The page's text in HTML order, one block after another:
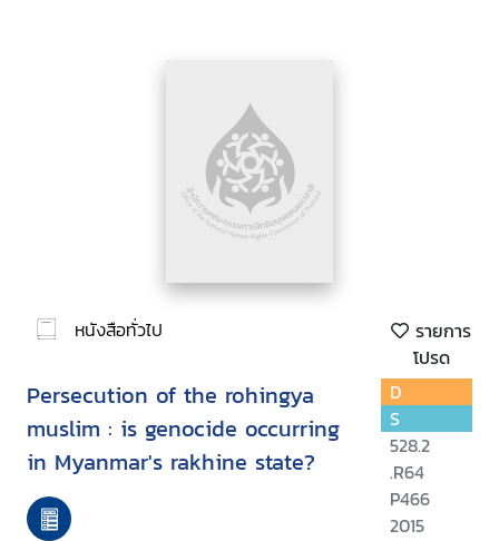
หนังสือทั่วไป
รายการ
โปรด
Persecution of the rohingya
muslim : is genocide occurring
in Myanmar's rakhine state?
D
S
528.2
.R64
P466
2015